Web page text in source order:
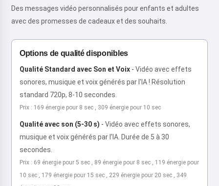
Des messages vidéo personnalisés pour enfants et adultes
avec des promesses de cadeaux et des souhaits.
Options de qualité disponibles
Qualité Standard avec Son et Voix - Vidéo avec effets
sonores, musique et voix générés par l'IA ! Résolution
standard 720p, 8-10 secondes.
Prix : 169 énergie pour 8 sec , 309 énergie pour 10 sec
Qualité avec son (5-30 s) - Vidéo avec effets sonores,
musique et voix générés par l'IA. Durée de 5 à 30
secondes.
Prix : 69 énergie pour 5 sec , 89 énergie pour 8 sec , 119 énergie pour
10 sec , 179 énergie pour 15 sec , 229 énergie pour 20 sec , 349